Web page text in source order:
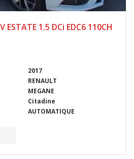
ESTATE 1.5 DCi EDC6 110CH
2017
RENAULT
MEGANE
Citadine
AUTOMATIQUE